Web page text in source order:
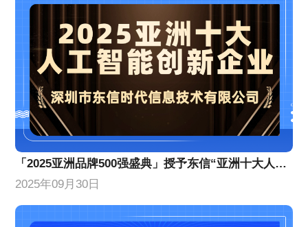
「2025亚洲品牌500强盛典」授予东信“亚洲十大人工智能创新企业”
2025年09月30日